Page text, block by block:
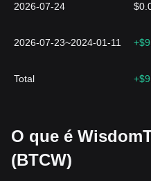
2026-07-24
2026-07-23~2024-01-11
Total
O que é
(BTCW)